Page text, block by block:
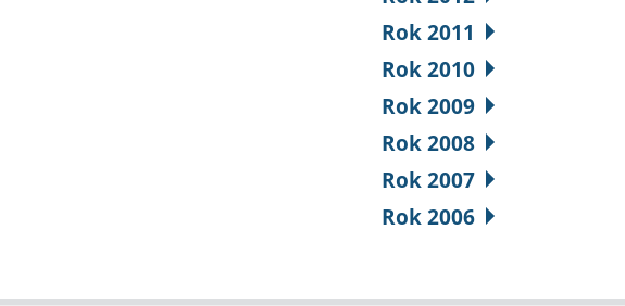
Rok 2011
Rok 2010
Rok 2009
Rok 2008
Rok 2007
Rok 2006